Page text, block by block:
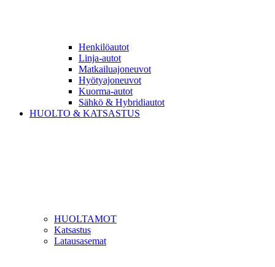
Henkilöautot
Linja-autot
Matkailuajoneuvot
Hyötyajoneuvot
Kuorma-autot
Sähkö & Hybridiautot
HUOLTO & KATSASTUS
HUOLTAMOT
Katsastus
Latausasemat